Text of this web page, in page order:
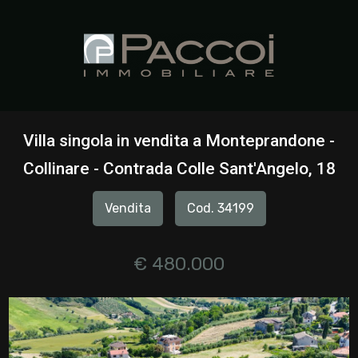
Villa singola in vendita a Monteprandone -
Collinare - Contrada Colle Sant'Angelo, 18
Vendita Cod. 34199
€ 480.000
IMMOBILI
Qualsiasi
Scegli
dove